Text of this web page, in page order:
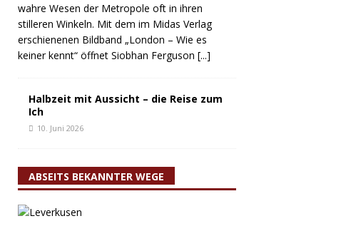
wahre Wesen der Metropole oft in ihren
stilleren Winkeln. Mit dem im Midas Verlag
erschienenen Bildband „London – Wie es
keiner kennt“ öffnet Siobhan Ferguson [...]
Halbzeit mit Aussicht – die Reise zum
Ich
10. Juni 2026
ABSEITS BEKANNTER WEGE